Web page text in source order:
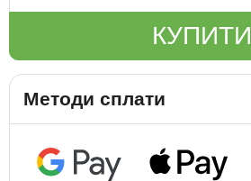
КУПИТИ
Методи сплати